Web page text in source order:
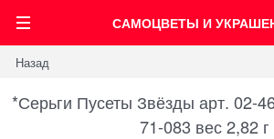
САМОЦВЕТЫ И
Назад
*Серьги Пусеты Звёзды арт. 02-
71-083 вес 2,82 г